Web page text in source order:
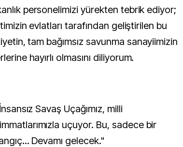
personelimizi yürekten tebrik ediyor;
evlatları tarafından geliştirilen bu
tam bağımsız savunma sanayiimizin
hayırlı olmasını diliyorum.
Savaş Uçağımız, milli
uçuyor. Bu, sadece bir
Devamı gelecek."